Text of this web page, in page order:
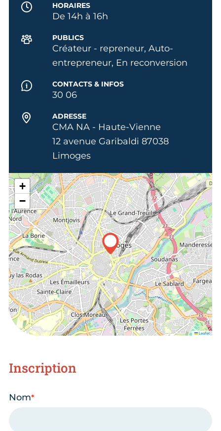
HORAIRES
De 14h à 16h
PUBLICS
Créateur - repreneur, Auto-
entrepreneur, En reconversion
CONTACTS & INFOS
30 06
ADRESSE
CMA NA - Haute-Vienne
12 avenue Garibaldi 87038
Limoges
+
−
Leaflet
Inscription
Nom